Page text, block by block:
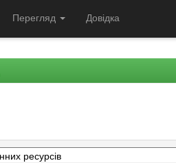
Перегляд Довідка